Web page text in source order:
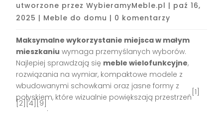
utworzone przezWybieramyMeble.pl | paź 16,
2025 | Meble do domu | 0 komentarzy
Maksymalne wykorzystanie miejsca w małym
mieszkaniu wymaga przemyślanych wyborów.
Najlepiej sprawdzają się meble wielofunkcyjne,
rozwiązania na wymiar, kompaktowe modele z
wbudowanymi schowkami oraz jasne formy z
połyskiem, które wizualnie powiększają przestrzeń
[1]
[2][4][9]
.